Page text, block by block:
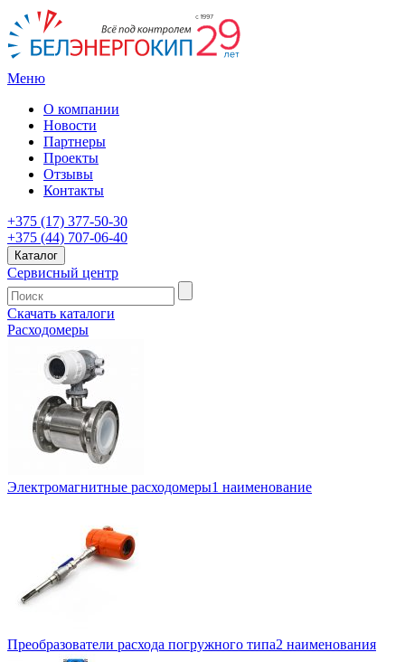
Меню
О компании
Новости
Партнеры
Проекты
Отзывы
Контакты
+375 (17) 377-50-30
+375 (44) 707-06-40
Каталог
Сервисный центр
Скачать каталоги
Расходомеры
Электромагнитные расходомеры1 наименование
Преобразователи расхода погружного типа2 наименования